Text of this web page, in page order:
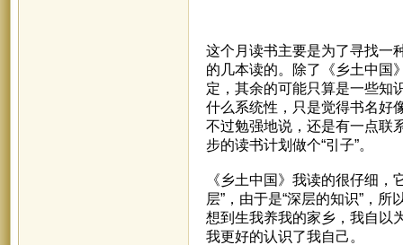
这个月读书主要是为了寻找一
的几本读的。除了《乡土中国
定，其余的可能只算是一些知
什么系统性，只是觉得书名好
不过勉强地说，还是有一点联
步的读书计划做个“引子”。
《乡土中国》我读的很仔细，
层”，由于是“深层的知识”，
想到生我养我的家乡，我自以
我更好的认识了我自己。